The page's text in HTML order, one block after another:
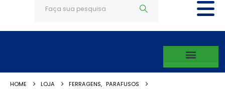
HOME LOJA FERRAGENS, PARAFUSOS